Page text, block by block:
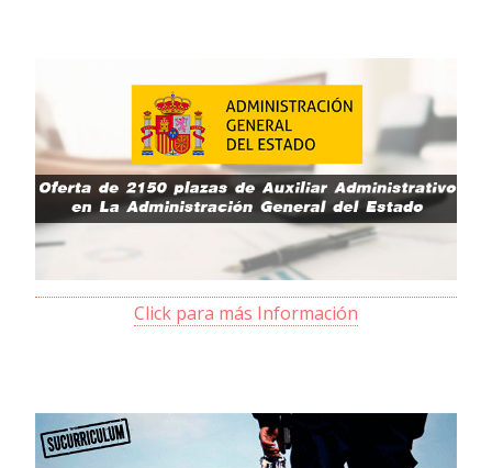
Click para más Información